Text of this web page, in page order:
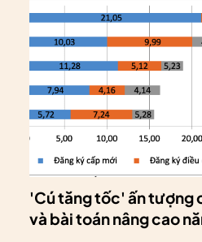
'Cú tăng tốc' ấn tượng
và bài toán nâng cao